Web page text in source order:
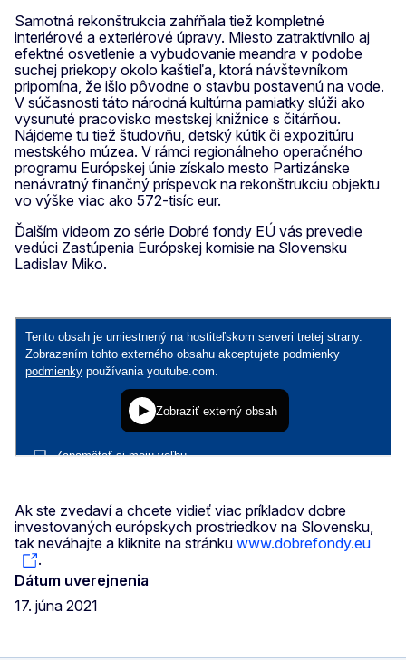
Samotná rekonštrukcia zahŕňala tiež kompletné
interiérové a exteriérové úpravy. Miesto zatraktívnilo aj
efektné osvetlenie a vybudovanie meandra v podobe
suchej priekopy okolo kaštieľa, ktorá návštevníkom
pripomína, že išlo pôvodne o stavbu postavenú na vode.
V súčasnosti táto národná kultúrna pamiatky slúži ako
vysunuté pracovisko mestskej knižnice s čitárňou.
Nájdeme tu tiež študovňu, detský kútik či expozitúru
mestského múzea. V rámci regionálneho operačného
programu Európskej únie získalo mesto Partizánske
nenávratný finančný príspevok na rekonštrukciu objektu
vo výške viac ako 572-tisíc eur.
Ďalším videom zo série Dobré fondy EÚ vás prevedie
vedúci Zastúpenia Európskej komisie na Slovensku
Ladislav Miko.
Ak ste zvedaví a chcete vidieť viac príkladov dobre
investovaných európskych prostriedkov na Slovensku,
tak neváhajte a kliknite na stránku www.dobrefondy.eu
.
Dátum uverejnenia
17. júna 2021